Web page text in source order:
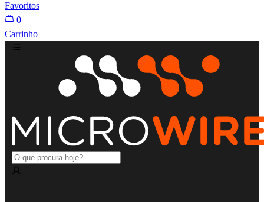
Favoritos
0
Carrinho